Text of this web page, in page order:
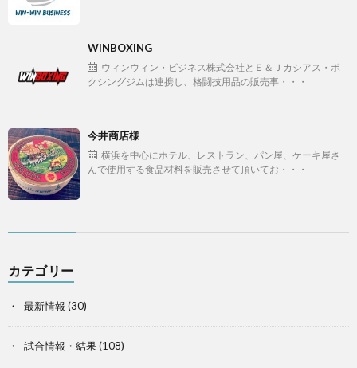
WINBOXING
ウィンウィン・ビジネス株式会社とＥ＆Ｊカシアス・ボ
クシングジムは連携し、格闘技用品の販売事・・・
今井商店様
横浜を中心にホテル、レストラン、パン屋、ケーキ屋さ
んで使用する食品材料を販売させて頂いてお・・・
カテゴリー
最新情報 (30)
試合情報・結果(108)